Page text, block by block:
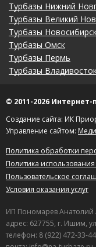
Турбазы Нижний
Турбазы Великий
Турбазы
Турбазы Омск
Турбазы Пермь
Турбазы
© 2011-2026
Создание сайта: ИК
Управление сайтом:
Политика обработки
Политика
Пользовательское
Условия оказания услуг
ИП Пономарев Анатолий
адрес: 627755, г. Ишим,
телефон: 8 (922) 472-33-44